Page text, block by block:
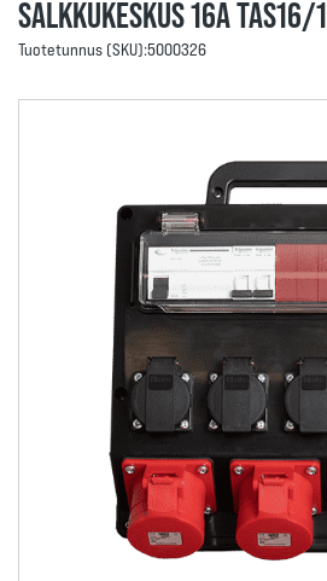
SALKKUKESKUS 16A TAS16/1
Tuotetunnus (SKU):5000326